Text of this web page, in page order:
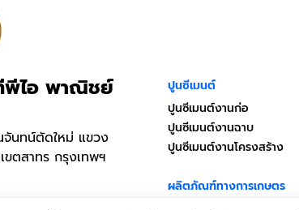
พีไอ พาณิชย์
นทน์ตัดใหม่ แขวง
ขตสาทร กรุงเทพฯ
ปูนซีเมนต์
ปูนซีเมนต์งานก่อ
ปูนซีเมนต์งานฉาบ
ปูนซีเมนต์งานโครงสร้าง
ผลิตภัณฑ์ทางการเกษตร